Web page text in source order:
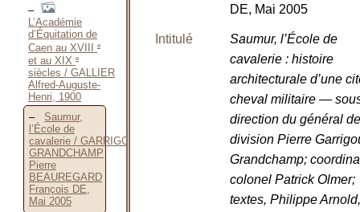
L’Académie
d’Équitation de
Caen au XVIII e
et au XIX e
siècles / GALLIER
Alfred-Auguste-
Henri, 1900
Saumur,
l’École de
cavalerie / GARRIGOU
GRANDCHAMP
Pierre
BEAUREGARD
François DE,
Mai 2005
DE, Mai 2005
Intitulé
Saumur, l’École de
cavalerie : histoire
architecturale d’une
cheval militaire —
direction du général de
division Pierre
Grandchamp;
colonel Patrick Olmer;
textes, Philippe Arnold,